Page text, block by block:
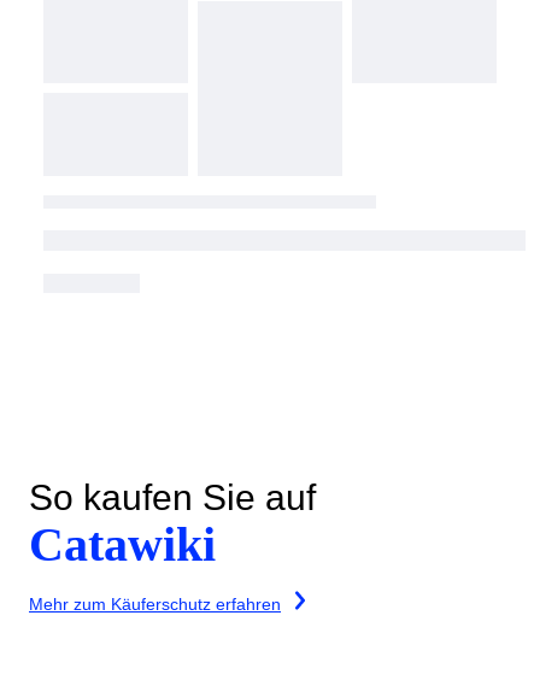
So kaufen Sie auf
Catawiki
Mehr zum Käuferschutz erfahren